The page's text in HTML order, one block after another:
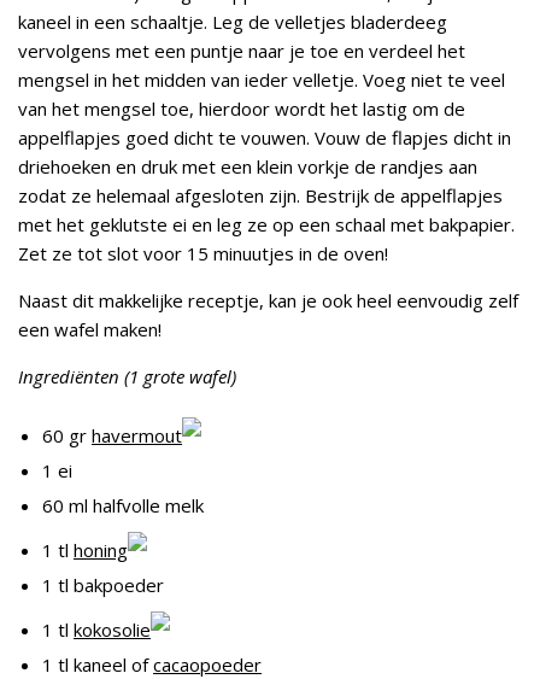
kaneel in een schaaltje. Leg de velletjes bladerdeeg
vervolgens met een puntje naar je toe en verdeel het
mengsel in het midden van ieder velletje. Voeg niet te veel
van het mengsel toe, hierdoor wordt het lastig om de
appelflapjes goed dicht te vouwen. Vouw de flapjes dicht in
driehoeken en druk met een klein vorkje de randjes aan
zodat ze helemaal afgesloten zijn. Bestrijk de appelflapjes
met het geklutste ei en leg ze op een schaal met bakpapier.
Zet ze tot slot voor 15 minuutjes in de oven!
Naast dit makkelijke receptje, kan je ook heel eenvoudig zelf
een wafel maken!
Ingrediënten (1 grote wafel)
60 gr havermout
1 ei
60 ml halfvolle melk
1 tl honing
1 tl bakpoeder
1 tl kokosolie
1 tl kaneel ofcacaopoeder